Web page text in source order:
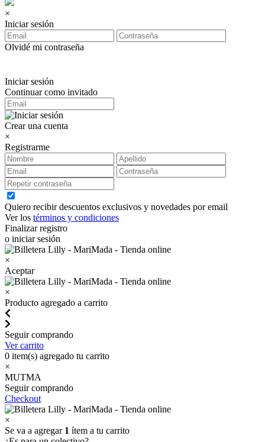
×
Iniciar sesión
Olvidé mi contraseña
Iniciar sesión
Continuar como invitado
Crear una cuenta
×
Registrarme
Quiero recibir descuentos exclusivos y novedades por email
Ver los términos y condiciones
Finalizar registro
o iniciar sesión
×
Aceptar
×
Producto agregado a carrito
Seguir comprando
Ver carrito
0 item(s) agregado tu carrito
×
MUTMA
Seguir comprando
Checkout
×
Se va a agregar 1 ítem a tu carrito